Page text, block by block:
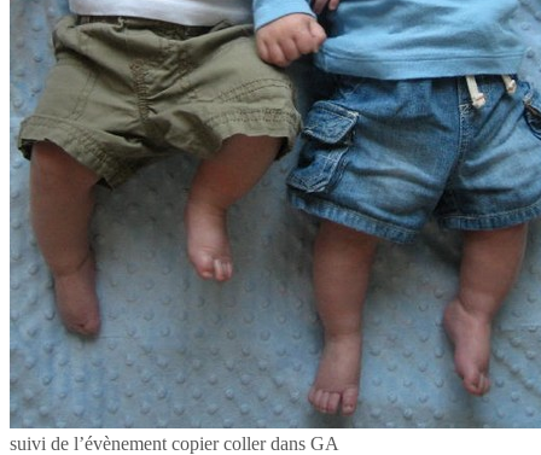
suivi de l’évènement copier coller dans GA